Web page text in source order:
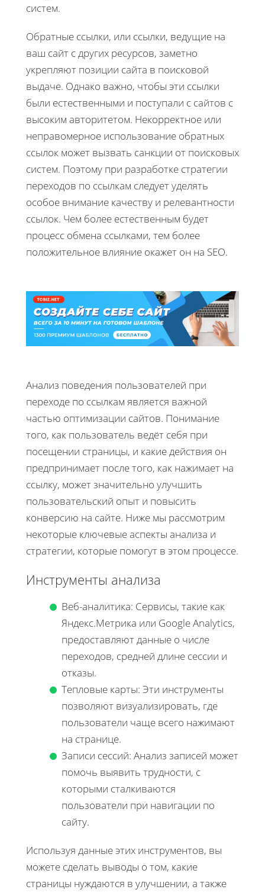
систем.
Обратные ссылки, или ссылки, ведущие на
ваш сайт с других ресурсов, заметно
укрепляют позиции сайта в поисковой
выдаче. Однако важно, чтобы эти ссылки
были естественными и поступали с сайтов с
высоким авторитетом. Некорректное или
неправомерное использование обратных
ссылок может вызвать санкции от поисковых
систем. Поэтому при разработке стратегии
переходов по ссылкам следует уделять
особое внимание качеству и релевантности
ссылок. Чем более естественным будет
процесс обмена ссылками, тем более
положительное влияние окажет он на SEO.
Анализ поведения пользователей при
переходе по ссылкам является важной
частью оптимизации сайтов. Понимание
того, как пользователь ведёт себя при
посещении страницы, и какие действия он
предпринимает после того, как нажимает на
ссылку, может значительно улучшить
пользовательский опыт и повысить
конверсию на сайте. Ниже мы рассмотрим
некоторые ключевые аспекты анализа и
стратегии, которые помогут в этом процессе.
Инструменты анализа
Веб-аналитика: Сервисы, такие как
Яндекс.Метрика или Google Analytics,
предоставляют данные о числе
переходов, средней длине сессии и
отказы.
Тепловые карты: Эти инструменты
позволяют визуализировать, где
пользователи чаще всего нажимают
на странице.
Записи сессий: Анализ записей может
помочь выявить трудности, с
которыми сталкиваются
пользователи при навигации по
сайту.
Используя данные этих инструментов, вы
можете сделать выводы о том, какие
страницы нуждаются в улучшении, а также